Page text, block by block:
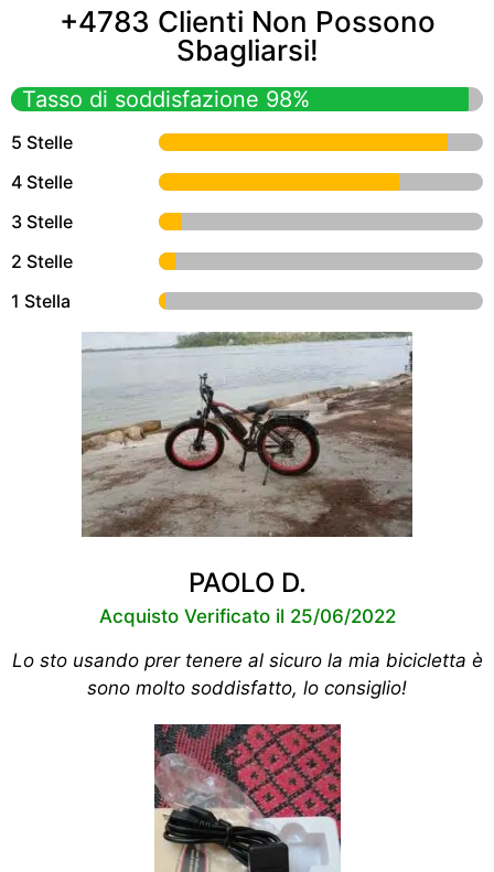
+4783 Clienti Non Possono
Sbagliarsi!
Tasso di soddisfazione 98%
5 Stelle
4 Stelle
3 Stelle
2 Stelle
1 Stella
PAOLO D.
Acquisto Verificato il 25/06/2022
Lo sto usando prer tenere al sicuro la mia bicicletta è
sono molto soddisfatto, lo consiglio!